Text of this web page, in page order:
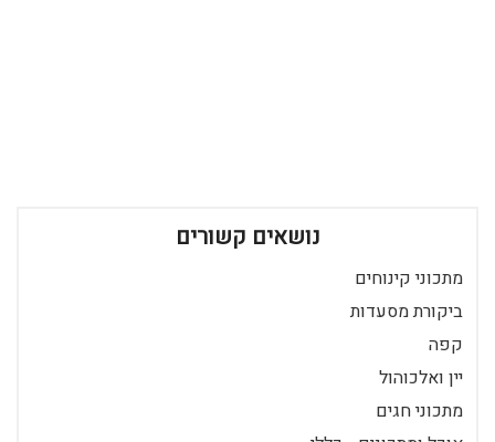
נושאים קשורים
מתכוני קינוחים
ביקורת מסעדות
קפה
יין ואלכוהול
מתכוני חגים